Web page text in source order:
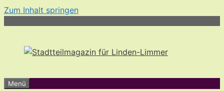
Zum Inhalt springen
Menü